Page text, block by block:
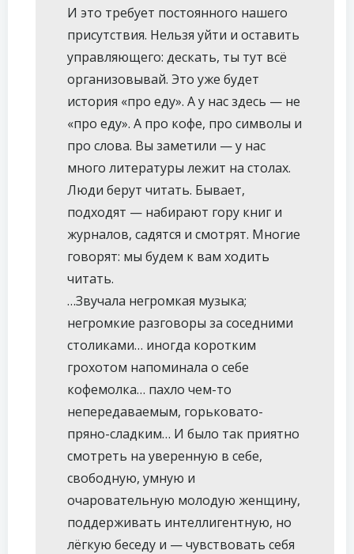
И это требует постоянного нашего
присутствия. Нельзя уйти и оставить
управляющего: дескать, ты тут всё
организовывай. Это уже будет
история «про еду». А у нас здесь — не
«про еду». А про кофе, про символы и
про слова. Вы заметили — у нас
много литературы лежит на столах.
Люди берут читать. Бывает,
подходят — набирают гору книг и
журналов, садятся и смотрят. Многие
говорят: мы будем к вам ходить
читать.
…Звучала негромкая музыка;
негромкие разговоры за соседними
столиками… иногда коротким
грохотом напоминала о себе
кофемолка… пахло чем-то
непередаваемым, горьковато-
пряно-сладким… И было так приятно
смотреть на уверенную в себе,
свободную, умную и
очаровательную молодую женщину,
поддерживать интеллигентную, но
лёгкую беседу и — чувствовать себя